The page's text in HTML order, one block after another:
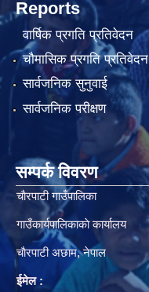
Reports
वार्षिक प्रगति प्रतिवेदन
चौमासिक प्रगति प्रतिवेदन
सार्वजनिक सुनुवाई
सार्वजनिक परीक्षण
सम्पर्क विवरण
चाैरपाटी गाउँपालिका
गाउँकार्यपालिकाकाे कार्यालय
चाैरपाटी अछाम, नेपाल
ईमेल :